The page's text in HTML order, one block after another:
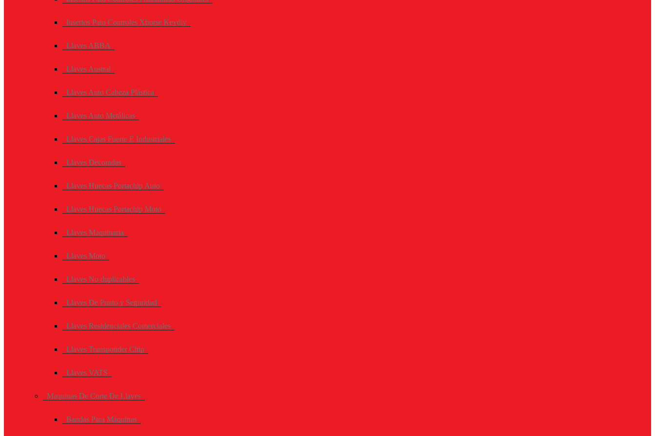
Insertos Para Controles Xhorse Keydiy
Llaves ABBA
Llaves Austral
Llaves Auto Cabeza Plástica
Llaves Auto Metálicas
Llaves Cajas Fuerte E Industriales
Llaves Decoradas
Llaves Huecas Portachip Auto
Llaves Huecas Portachip Moto
Llaves Maquinaria
Llaves Moto
Llaves No duplicables
Llaves De Punto y Seguridad
Llaves Residenciales Comerciales
Llaves Transponder Chip
Llaves VATS
Maquinas De Corte De Llaves
Bandas Para Máquinas